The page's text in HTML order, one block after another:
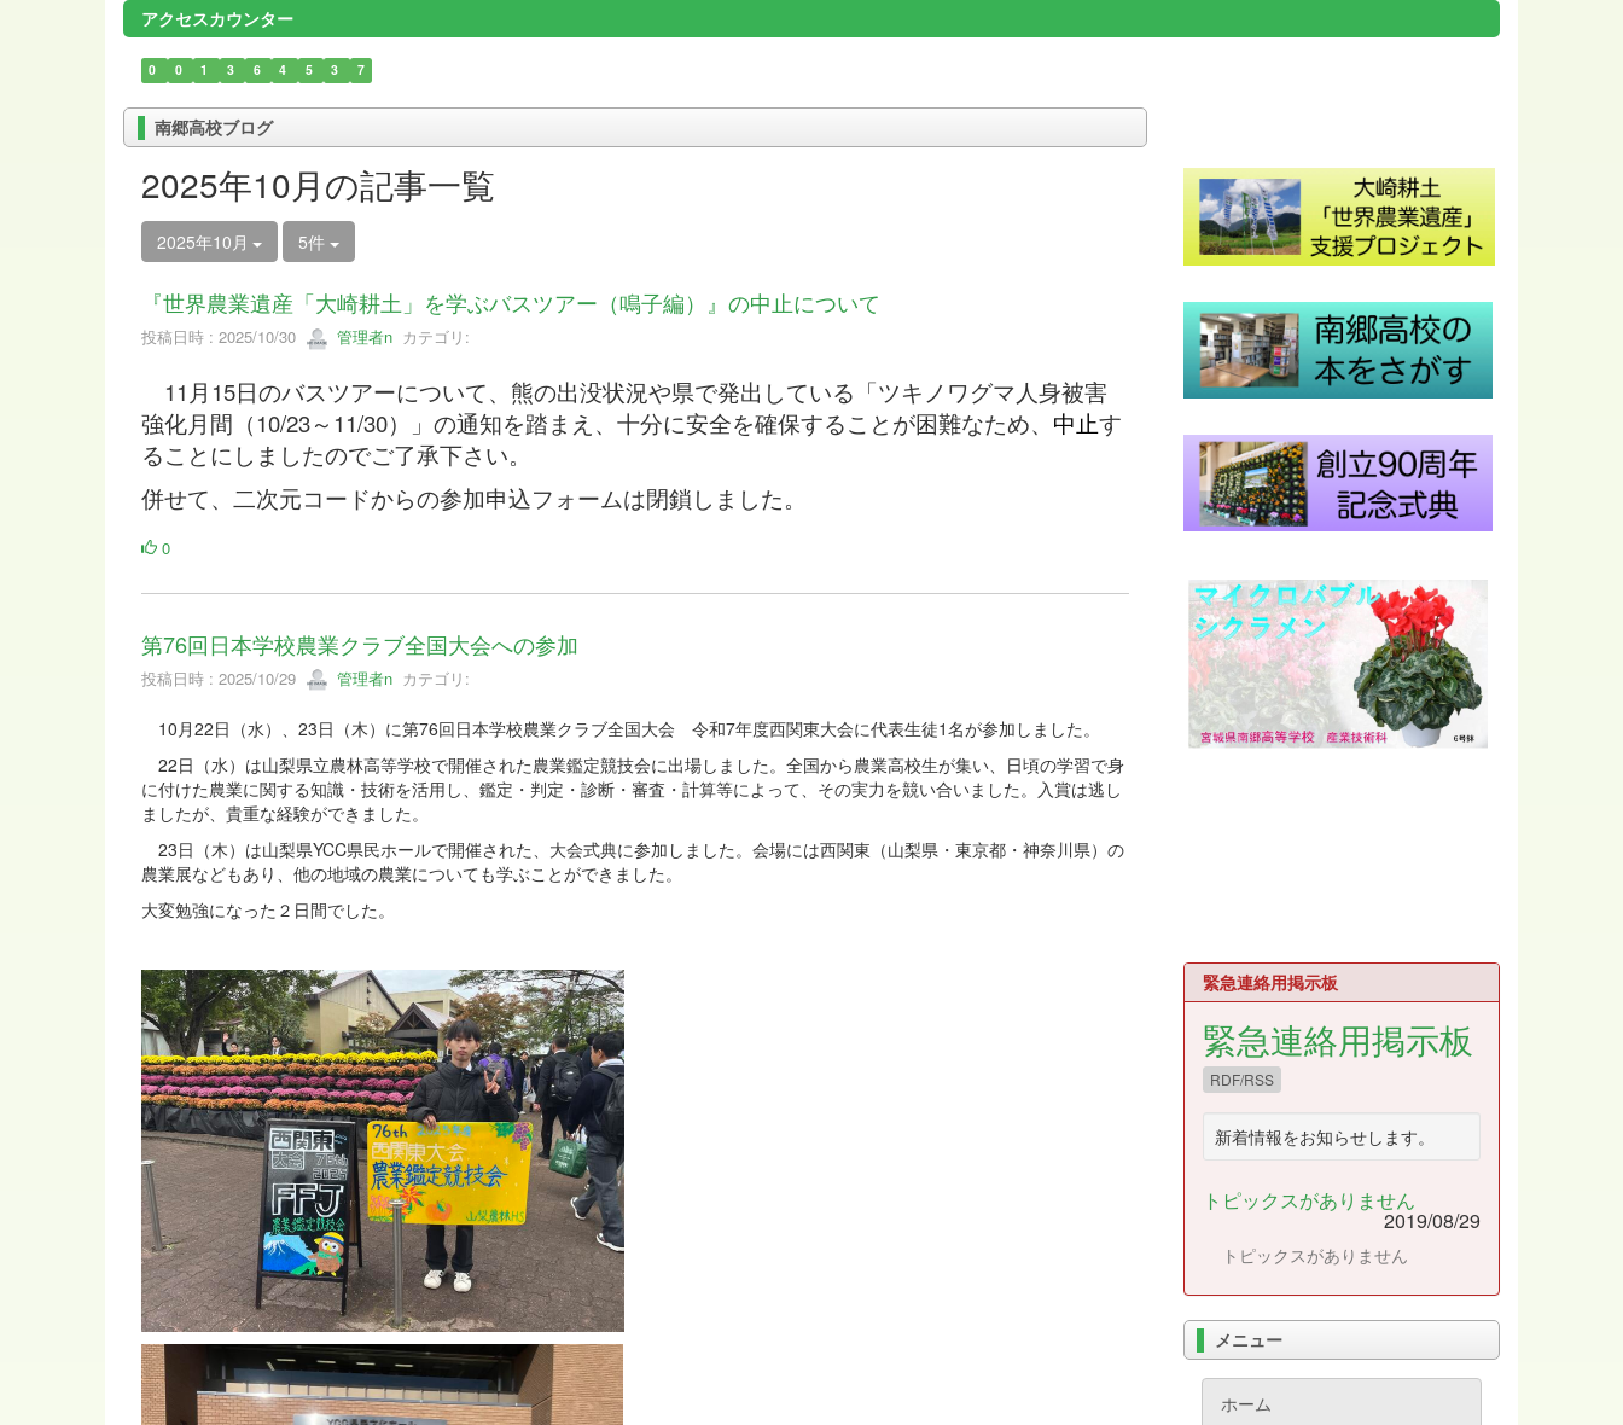
アクセスカウンター
0 0 1 3 6 4 5 3 7
南郷高校ブログ
2025年10月の記事一覧
2025年10月 5件
『世界農業遺産「大崎耕土」を学ぶバスツアー（鳴子編）』の中止について
投稿日時 : 2025/10/30 管理者n カテゴリ:
11月15日のバスツアーについて、熊の出没状況や県で発出している「ツキノワグマ人身被害
強化月間（10/23～11/30）」の通知を踏まえ、十分に安全を確保することが困難なため、 中止す
ることにしましたのでご了承下さい。
併せて、二次元コードからの参加申込フォームは閉鎖しました。
0
第76回日本学校農業クラブ全国大会への参加
投稿日時 : 2025/10/29 管理者n カテゴリ:
10月22日（水）、23日（木）に第76回日本学校農業クラブ全国大会 令和7年度西関東大会に代表生徒1名が参加しました。
22日（水）は山梨県立農林高等学校で開催された農業鑑定競技会に出場しました。全国から農業高校生が集い、日頃の学習で身
に付けた農業に関する知識・技術を活用し、鑑定・判定・診断・審査・計算等によって、その実力を競い合いました。入賞は逃し
ましたが、貴重な経験ができました。
23日（木）は山梨県YCC県民ホールで開催された、大会式典に参加しました。会場には西関東（山梨県・東京都・神奈川県）の
農業展などもあり、他の地域の農業についても学ぶことができました。
大変勉強になった２日間でした。
緊急連絡用掲示板
緊急連絡用掲示板
RDF/RSS
新着情報をお知らせします。
トピックスがありません
2019/08/29
トピックスがありません
メニュー
ホーム